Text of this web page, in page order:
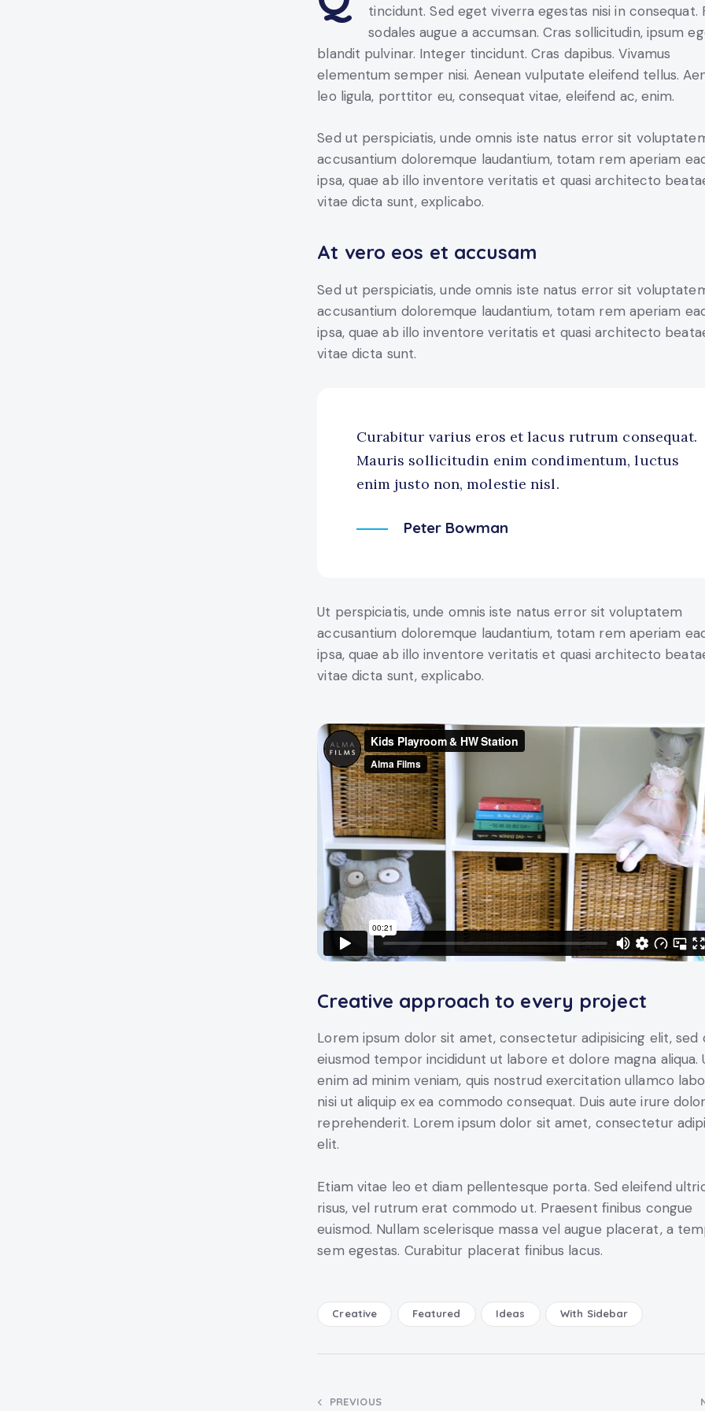
tincidunt. Sed eget viverra egestas nisi in consequat.
sodales augue a accumsan. Cras sollicitudin, ipsum
blandit pulvinar. Integer tincidunt. Cras dapibus. Vivamus
elementum semper nisi. Aenean vulputate eleifend tellus.
leo ligula, porttitor eu, consequat vitae, eleifend ac, enim.
Sed ut perspiciatis, unde omnis iste natus error sit
accusantium doloremque laudantium, totam rem aperiam
ipsa, quae ab illo inventore veritatis et quasi architecto
vitae dicta sunt, explicabo.
At vero eos et accusam
Sed ut perspiciatis, unde omnis iste natus error sit
accusantium doloremque laudantium, totam rem aperiam
ipsa, quae ab illo inventore veritatis et quasi architecto
vitae dicta sunt.
Curabitur varius eros et lacus rutrum consequat.
Mauris sollicitudin enim condimentum, luctus
enim justo non, molestie nisl.
Peter Bowman
Ut perspiciatis, unde omnis iste natus error sit voluptatem
accusantium doloremque laudantium, totam rem aperiam
ipsa, quae ab illo inventore veritatis et quasi architecto
vitae dicta sunt, explicabo.
Creative approach to every project
Lorem ipsum dolor sit amet, consectetur adipisicing elit, sed
eiusmod tempor incididunt ut labore et dolore magna aliqua.
enim ad minim veniam, quis nostrud exercitation ullamco
nisi ut aliquip ex ea commodo consequat. Duis aute irure
reprehenderit. Lorem ipsum dolor sit amet, consectetur
elit.
Etiam vitae leo et diam pellentesque porta. Sed eleifend
risus, vel rutrum erat commodo ut. Praesent finibus congue
euismod. Nullam scelerisque massa vel augue placerat, a
sem egestas. Curabitur placerat finibus lacus.
Creative Featured Ideas With Sidebar
PREVIOUS